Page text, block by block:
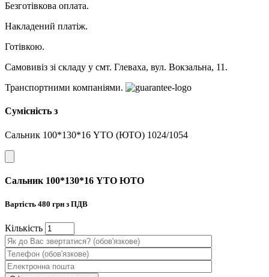
Безготівкова оплата.
Накладений платіж.
Готівкою.
Самовивіз зі складу у смт. Глеваха, вул. Вокзальна, 11.
Транспортними компаніями.
Сумісність з
Сальник 100*130*16 YTO (ЮТО) 1024/1054
Сальник 100*130*16 YTO ЮТО
Вартість 480 грн з ПДВ
Кiлькiсть